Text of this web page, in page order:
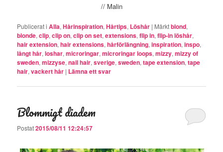
// Malin
Publicerat i Alla,Hårinspiration,Hårtips, Löshår | Märktblond,
blonde,clip,clip on,clip on set,extensions,flip in,flip-in löshår,
hair extension,hair extensions,hårförlängning,inspiration,inspo,
långt hår,loshar,microringar,microringar loops,mizzy,mizzy of
sweden,mizzyse,nail hair,sverige,sweden,tape extension,tape
hair,vackert hår | Lämna ett svar
Blommigt diadem
Postat2015/08/11 12:24:57